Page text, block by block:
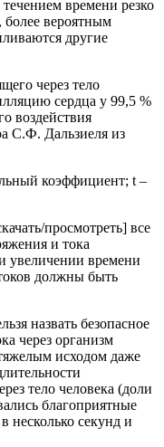
времени резко
более вероятным
другие
через тело
сердца у 99,5 %
воздействия
С.Ф. Дальзиеля из
коэффициент; t –
просмотреть] все
и тока
увеличении времени
должны быть
назвать безопасное
через организм
исходом даже
тело человека (доли
благоприятные
несколько секунд и